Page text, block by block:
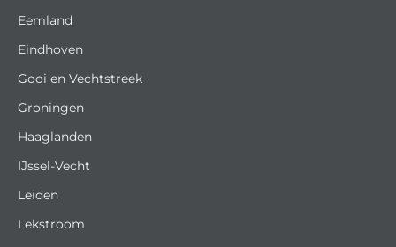
Eemland
Eindhoven
Gooi en Vechtstreek
Groningen
Haaglanden
IJssel-Vecht
Leiden
Lekstroom